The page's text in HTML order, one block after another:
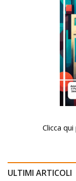
Clicca
ULTIMI ARTICOLI